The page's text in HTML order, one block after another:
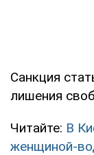
Санкция
лишения
Читайте: В
женщиной-